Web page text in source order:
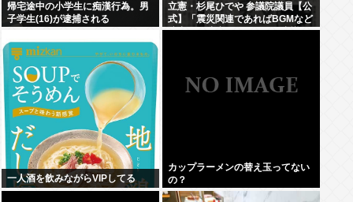
帰宅途中の小学生に痴漢行為。男
子学生(16)が逮捕される
立憲・杉尾ひでや 参議院議員【公
式】「震災関連であればBGMなど
演出はご法度であることは常識で
一人酒を飲みながらVIPしてる
カップラーメンの替え玉ってない
の？